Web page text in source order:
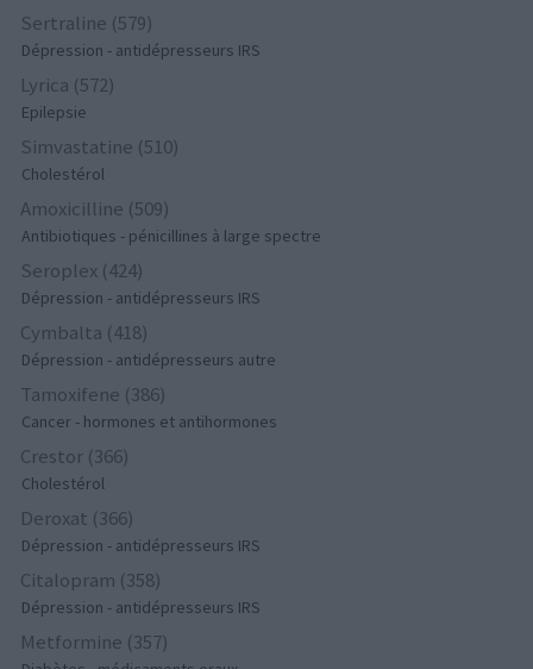
Sertraline (579)
Dépression - antidépresseurs IRS
Lyrica (572)
Epilepsie
Simvastatine (510)
Cholestérol
Amoxicilline (509)
Antibiotiques - pénicillines à large spectre
Seroplex (424)
Dépression - antidépresseurs IRS
Cymbalta (418)
Dépression - antidépresseurs autre
Tamoxifene (386)
Cancer - hormones et antihormones
Crestor (366)
Cholestérol
Deroxat (366)
Dépression - antidépresseurs IRS
Citalopram (358)
Dépression - antidépresseurs IRS
Metformine (357)